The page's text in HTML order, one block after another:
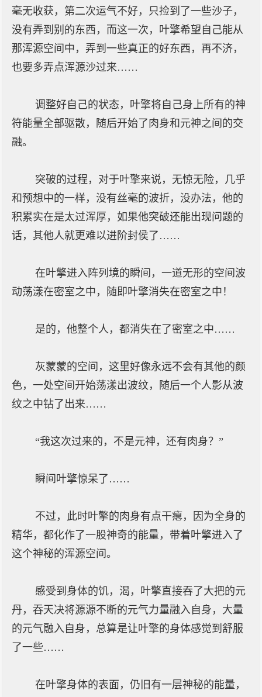
毫无收获，第二次运气不好，只捡到了一些沙子，
没有弄到别的东西，而这一次，叶擎希望自己能从
那浑源空间中，弄到一些真正的好东西，再不济，
也要多弄点浑源沙过来……
调整好自己的状态，叶擎将自己身上所有的神
符能量全部驱散，随后开始了肉身和元神之间的交
融。
突破的过程，对于叶擎来说，无惊无险，几乎
和预想中的一样，没有丝毫的波折，没办法，他的
积累实在是太过浑厚，如果他突破还能出现问题的
话，其他人就更难以进阶封侯了……
在叶擎进入阵列境的瞬间，一道无形的空间波
动荡漾在密室之中，随即叶擎消失在密室之中！
是的，他整个人，都消失在了密室之中……
灰蒙蒙的空间，这里好像永远不会有其他的颜
色，一处空间开始荡漾出波纹，随后一个人影从波
纹之中钻了出来……
“我这次过来的，不是元神，还有肉身？”
瞬间叶擎惊呆了……
不过，此时叶擎的肉身有点干瘪，因为全身的
精华，都化作了一股神奇的能量，带着叶擎进入了
这个神秘的浑源空间。
感受到身体的饥，渴，叶擎直接吞了大把的元
丹，吞天决将源源不断的元气力量融入自身，大量
的元气融入自身，总算是让叶擎的身体感觉到舒服
了一些……
在叶擎身体的表面，仍旧有一层神秘的能量，